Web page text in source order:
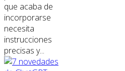
que acaba de
incorporarse
necesita
instrucciones
precisas y...